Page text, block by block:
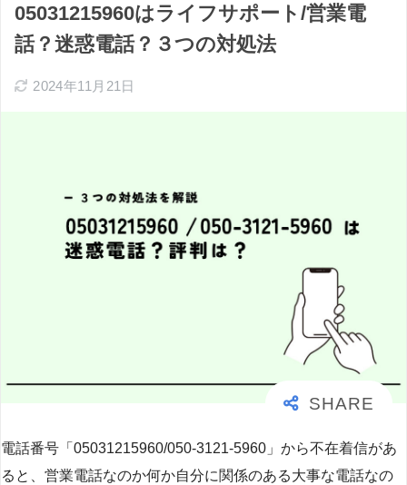
05031215960はライフサポート/営業電
話？迷惑電話？３つの対処法
2024年11月21日
電話番号「05031215960/050-3121-5960」から不在着信があ
ると、営業電話なのか何か自分に関係のある大事な電話なの